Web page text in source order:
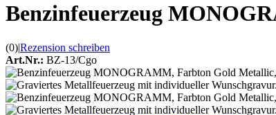
Benzinfeuerzeug
(0)|Rezension schreiben
Art.Nr.: BZ-13/Cgo